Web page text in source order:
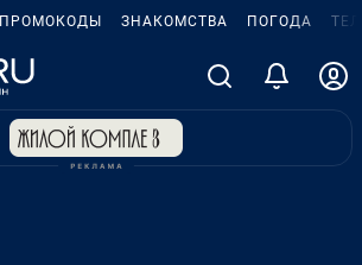
ПРОМОКОДЫ ЗНАКОМСТВА ПОГОДА